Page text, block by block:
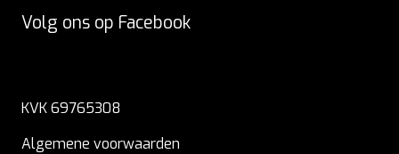
Volg ons op Facebook
KVK 69765308
Algemene voorwaarden